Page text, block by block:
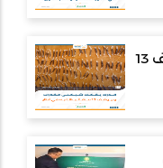
الدرك يفكك شبكتي مخدرات ويوقف 13